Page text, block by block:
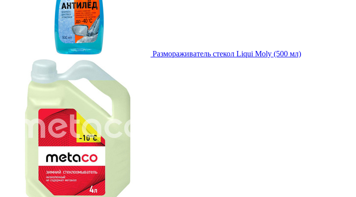
Размораживатель стекол Liqui Moly (500 мл)